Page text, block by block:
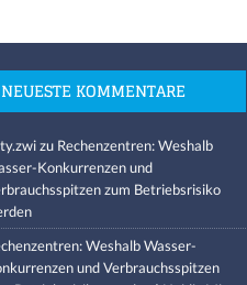
NEUESTE KOMMENTARE
zu Rechenzentren: Weshalb
Konkurrenzen und
zum Betriebsrisiko
Weshalb Wasser-
und Verbrauchsspitzen